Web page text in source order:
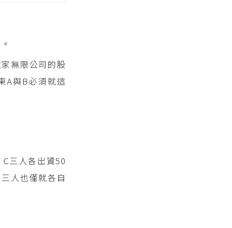
無限公司的股
A與B必須就這
三人各出資50
人也僅就各自